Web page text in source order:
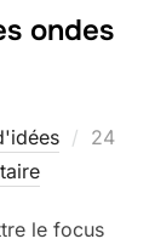
ondes
Publié
24
le focus